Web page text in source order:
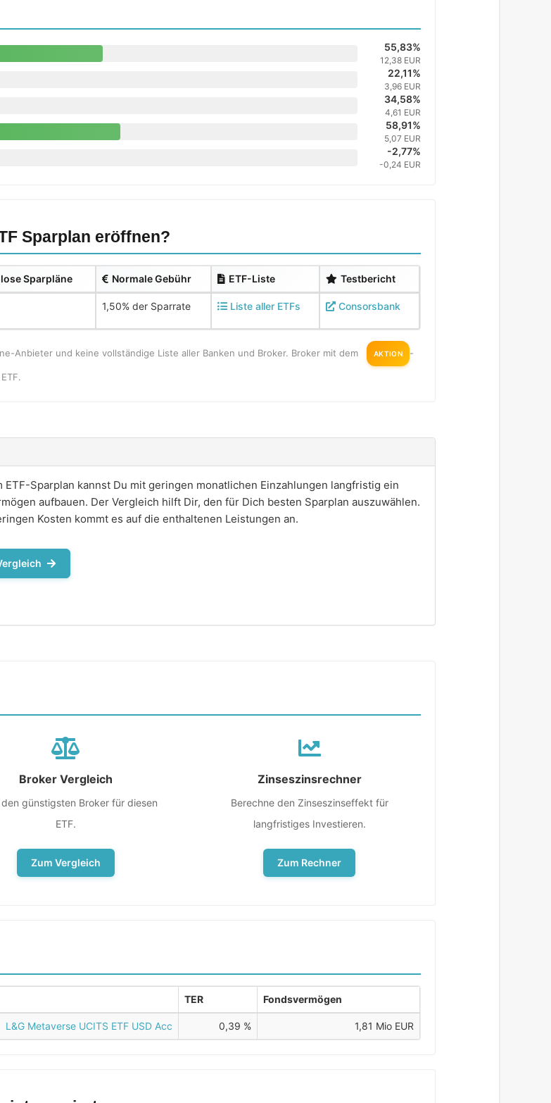
55,83%
12,38 EUR
22,11%
3,96 EUR
34,58%
4,61 EUR
58,91%
5,07 EUR
-2,77%
-0,24 EUR
Sparplan eröffnen?
Sparpläne Normale Gebühr ETF-Liste Testbericht
1,50% der Sparrate Liste aller ETFs Consorsbank
Anbieter und keine vollständige Liste aller Banken und Broker. Broker mit dem AKTION -
ETF-Sparplan kannst Du mit geringen monatlichen Einzahlungen langfristig ein
aufbauen. Der Vergleich hilft Dir, den für Dich besten Sparplan auszuwählen.
Kosten kommt es auf die enthaltenen Leistungen an.
Broker Vergleich
den günstigsten Broker für diesen
ETF.
Zum Vergleich
Zinseszinsrechner
Berechne den Zinseszinseffekt für
langfristiges Investieren.
Zum Rechner
TER Fondsvermögen
L&G Metaverse UCITS ETF USD Acc 0,39 % 1,81 Mio EUR